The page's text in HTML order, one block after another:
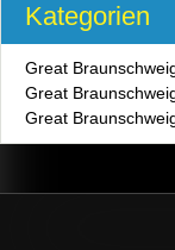
Kategorien
Great
Great
Great